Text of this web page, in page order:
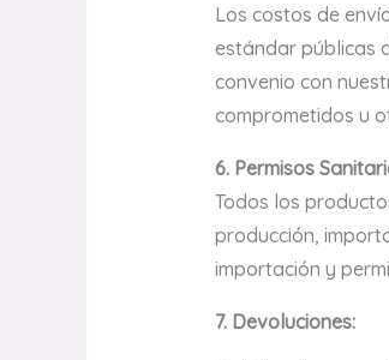
Los costos de
estándar públicas
convenio con
comprometidos u
6. Permisos
Todos los
producción,
importación y
7. Devoluciones: